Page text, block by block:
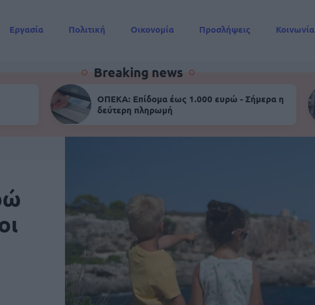
Εργασία Πολιτική Οικονομία Προσλήψεις Κοινωνία
Breaking news
ΟΠΕΚΑ: Επίδομα έως 1.000 ευρώ - Σήμερα η
δεύτερη πληρωμή